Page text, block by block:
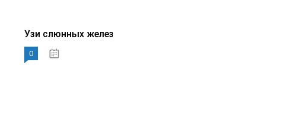
Узи слюнных желез
0